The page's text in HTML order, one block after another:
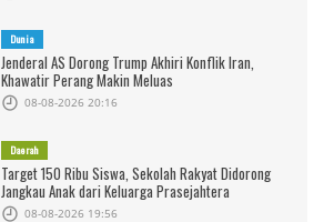
Dunia
Jenderal AS Dorong Trump Akhiri Konflik Iran,
Khawatir Perang Makin Meluas
08-08-2026 20:16
Daerah
Target 150 Ribu Siswa, Sekolah Rakyat Didorong
Jangkau Anak dari Keluarga Prasejahtera
08-08-2026 19:56